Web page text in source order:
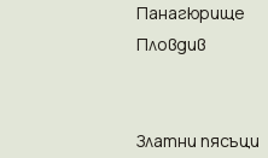
Панагюрище
Пловдив
Златни пясъци